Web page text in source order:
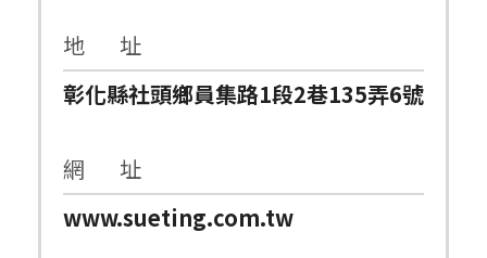
地 址
彰化縣社頭鄉員集路1段2巷135弄6號
網 址
www.sueting.com.tw